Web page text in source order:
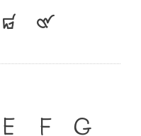
๘ ๙
E F
G